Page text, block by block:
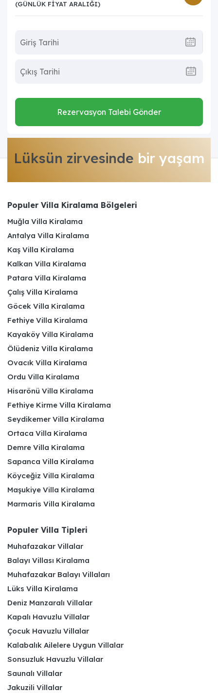
(GÜNLÜK FIYAT ARALIĞI)
Rezervasyon Talebi Gönder
Lüksün zirvesinde bir yaşam
Populer Villa Kiralama Bölgeleri
Muğla Villa Kiralama
Antalya Villa Kiralama
Kaş Villa Kiralama
Kalkan Villa Kiralama
Patara Villa Kiralama
Çalış Villa Kiralama
Göcek Villa Kiralama
Fethiye Villa Kiralama
Kayaköy Villa Kiralama
Ölüdeniz Villa Kiralama
Ovacık Villa Kiralama
Ordu Villa Kiralama
Hisarönü Villa Kiralama
Fethiye Kirme Villa Kiralama
Seydikemer Villa Kiralama
Ortaca Villa Kiralama
Demre Villa Kiralama
Sapanca Villa Kiralama
Köyceğiz Villa Kiralama
Maşukiye Villa Kiralama
Marmaris Villa Kiralama
Populer Villa Tipleri
Muhafazakar Villalar
Balayı Villası Kiralama
Muhafazakar Balayı Villaları
Lüks Villa Kiralama
Deniz Manzaralı Villalar
Kapalı Havuzlu Villalar
Çocuk Havuzlu Villalar
Kalabalık Ailelere Uygun Villalar
Sonsuzluk Havuzlu Villalar
Saunalı Villalar
Jakuzili Villalar